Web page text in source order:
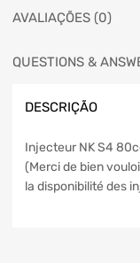
AVALIAÇÕES (0)
QUESTIONS &
DESCRIÇÃO
Injecteur NK S4
(Merci de bien
la disponibilité des